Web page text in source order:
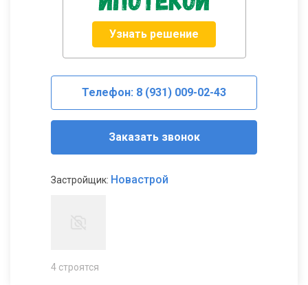
Узнать решение
Телефон: 8 (931) 009-02-43
Заказать звонок
Застройщик: Новастрой
4 строятся